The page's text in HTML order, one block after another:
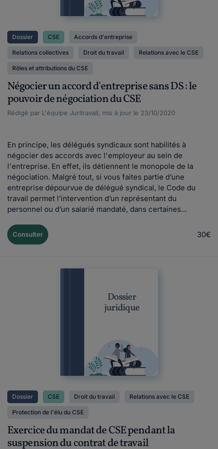
Dossier CSE Accords d'entreprise
Relations collectives Droit du travail Relations avec le CSE
Rôles et attributions du CSE
Négocier un accord d'entreprise sans DS : le
pouvoir de négociation du CSE
Rédigé par L'équipe Juritravail, mis à jour le 23/10/2020
En principe, les délégués syndicaux sont habilités à
négocier des accords avec l'employeur au sein de
l'entreprise. En effet, ils détiennent le monopole de la
négociation. Malgré tout, si vous faites partie d’une
entreprise dépourvue de délégué syndical, le Code du
travail permet l’intervention d’un représentant du
personnel ou d’un salarié mandaté, dans certaines...
Consulter 30€
Dossier
juridique
Dossier CSE Droit du travail Relations avec le CSE
Protection de l'élu du CSE
Exercice du mandat de CSE pendant la
suspension du contrat de travail